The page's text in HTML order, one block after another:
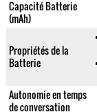
Capacité Batterie
(mAh)
Propriétés de la
Batterie
Autonomie en temps
de conversation